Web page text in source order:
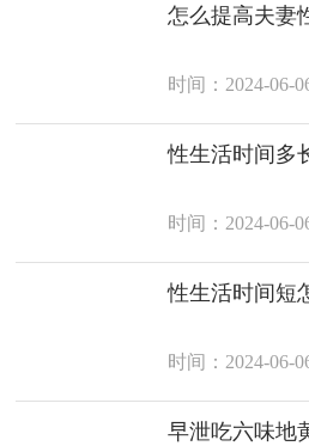
怎么提高夫妻
时间：2024-06-
性生活时间多
时间：2024-06-
性生活时间短
时间：2024-06-
早泄吃六味地